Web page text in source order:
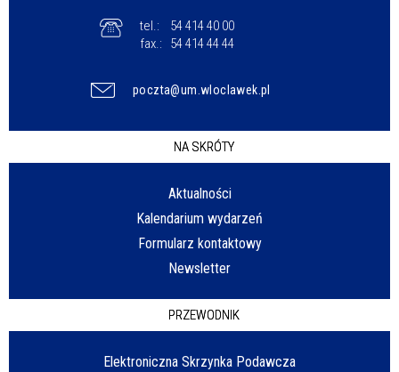
tel.:
54 414 40 00
fax.:
54 414 44 44
poczta@um.wloclawek.pl
NA SKRÓTY
Aktualności
Kalendarium wydarzeń
Formularz kontaktowy
Newsletter
PRZEWODNIK
Elektroniczna Skrzynka Podawcza